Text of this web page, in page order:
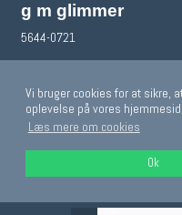
Vi bruger cookies for at sikre,
oplevelse på vores
Læs mere om cookies
Ok
g m glimmer
5644-0721
119,00 DKK